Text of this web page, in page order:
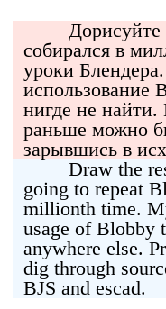
Дорисуйте
собирался в
уроки
использование
нигде не
раньше можно
зарывшись в
Draw the
going to repeat
millionth time.
usage of Blobby
anywhere else.
dig through
BJS and escad.